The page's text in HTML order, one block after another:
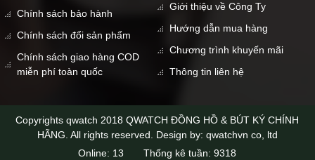
Chính sách bảo hành
Chính sách đổi sản phẩm
Chính sách giao hàng COD
miễn phí toàn quốc
Giới thiệu về Công Ty
Hướng dẫn mua hàng
Chương trình khuyến mãi
Thông tin liên hệ
Copyrights qwatch 2018 QWATCH ĐỒNG HỒ & BÚT KÝ CHÍNH
HÃNG. All rights reserved. Design by: qwatchvn co, ltd
Online: 13 Thống kê tuần:9318